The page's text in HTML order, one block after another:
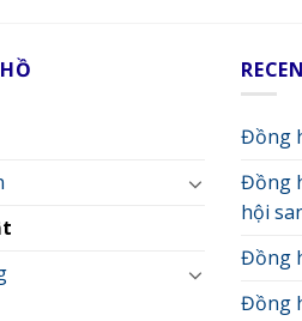
Đồng
Đồng
hội
Đồng
Đồng